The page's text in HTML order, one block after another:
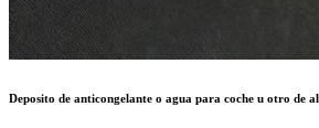
Deposito de anticongelante o agua para coche u otro de